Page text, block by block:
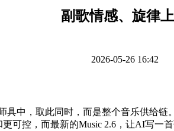
副歌情感、旋律
2026-05-26 16:42
中，取此同时，而是整个音乐供给
可控，而最新的Music 2.6，让AI写